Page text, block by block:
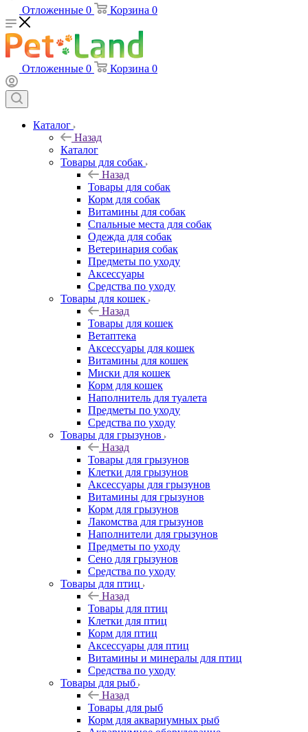
Отложенные 0 Корзина 0
Отложенные 0 Корзина 0
Каталог
Назад
Каталог
Товары для собак
Назад
Товары для собак
Корм для собак
Витамины для собак
Спальные места для собак
Одежда для собак
Ветеринария собак
Предметы по уходу
Аксессуары
Средства по уходу
Товары для кошек
Назад
Товары для кошек
Ветаптека
Аксессуары для кошек
Витамины для кошек
Миски для кошек
Корм для кошек
Наполнитель для туалета
Предметы по уходу
Средства по уходу
Товары для грызунов
Назад
Товары для грызунов
Клетки для грызунов
Аксессуары для грызунов
Витамины для грызунов
Корм для грызунов
Лакомства для грызунов
Наполнители для грызунов
Предметы по уходу
Сено для грызунов
Средства по уходу
Товары для птиц
Назад
Товары для птиц
Клетки для птиц
Корм для птиц
Аксессуары для птиц
Витамины и минералы для птиц
Средства по уходу
Товары для рыб
Назад
Товары для рыб
Корм для аквариумных рыб